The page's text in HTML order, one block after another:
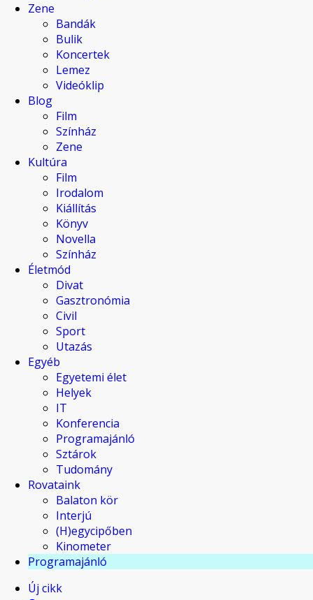
Zene
Bandák
Bulik
Koncertek
Lemez
Videóklip
Blog
Film
Színház
Zene
Kultúra
Film
Irodalom
Kiállítás
Könyv
Novella
Színház
Életmód
Divat
Gasztronómia
Civil
Sport
Utazás
Egyéb
Egyetemi élet
Helyek
IT
Konferencia
Programajánló
Sztárok
Tudomány
Rovataink
Balaton kör
Interjú
(H)egycipőben
Kinometer
Programajánló
Új cikk